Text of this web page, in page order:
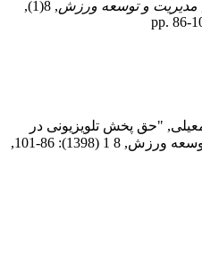
مدیریت و توسعه ورزش
, 8(1),
pp. 86-
"حق پخش تلویزیونی در
صنعت فوتبال ایران," مدیریت و توسعه ورزش, 8 1 (1398): 86-101,